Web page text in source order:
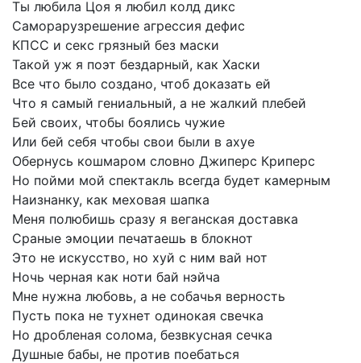
Ты любила Цоя я любил колд дикс
Саморарузрешение агрессия дефис
КПСС и секс грязный без маски
Такой уж я поэт бездарный, как Хаски
Все что было создано, чтоб доказать ей
Что я самый гениальный, а не жалкий плебей
Бей своих, чтобы боялись чужие
Или бей себя чтобы свои были в ахуе
Обернусь кошмаром словно Джиперс Криперс
Но пойми мой спектакль всегда будет камерным
Наизнанку, как меховая шапка
Меня полюбишь сразу я веганская доставка
Сраные эмоции печатаешь в блокнот
Это не искусство, но хуй с ним вай нот
Ночь черная как ноти бай нэйча
Мне нужна любовь, а не собачья верность
Пусть пока не тухнет одинокая свечка
Но дробленая солома, безвкусная сечка
Душные бабы, не против поебаться